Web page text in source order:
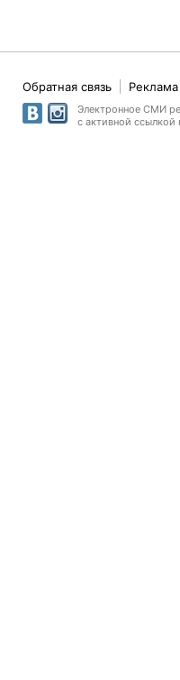
Обратная связь
Электронное СМИ
с активной ссылкой